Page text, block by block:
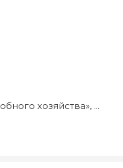
хозяйства», ...